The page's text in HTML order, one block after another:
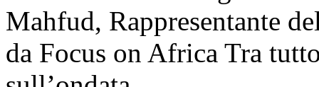
Mahfud, Rappresentante
da Focus on Africa Tra